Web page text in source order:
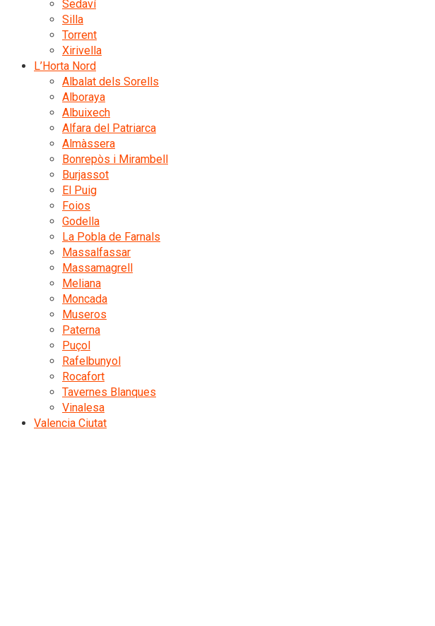
Sedaví
Silla
Torrent
Xirivella
L’Horta Nord
Albalat dels Sorells
Alboraya
Albuixech
Alfara del Patriarca
Almàssera
Bonrepòs i Mirambell
Burjassot
El Puig
Foios
Godella
La Pobla de Farnals
Massalfassar
Massamagrell
Meliana
Moncada
Museros
Paterna
Puçol
Rafelbunyol
Rocafort
Tavernes Blanques
Vinalesa
Valencia Ciutat